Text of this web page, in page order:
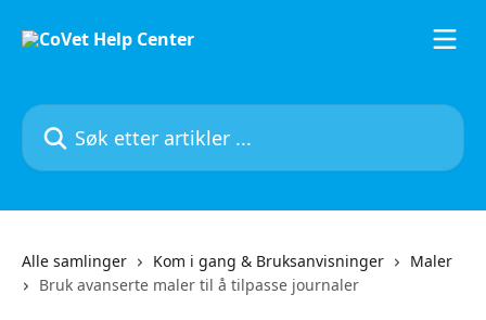
Søk etter artikler ...
Alle samlinger Kom i gang & Bruksanvisninger
Maler
Bruk avanserte maler til å tilpasse journaler